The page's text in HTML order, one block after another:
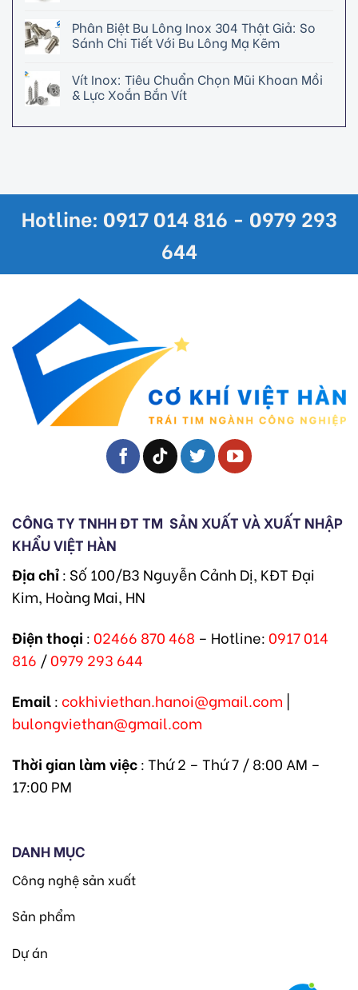
Phân Biệt Bu Lông Inox 304 Thật Giả: So
Sánh Chi Tiết Với Bu Lông Mạ Kẽm
Vít Inox: Tiêu Chuẩn Chọn Mũi Khoan Mồi
& Lực Xoắn Bắn Vít
Hotline: 0917 014 816 - 0979 293
644
CÔNG TY TNHH ĐT TM SẢN XUẤT VÀ XUẤT NHẬP
KHẨU VIỆT HÀN
Địa chỉ: Số 100/B3 Nguyễn Cảnh Dị, KĐT Đại
Kim, Hoàng Mai, HN
Điện thoại : 02466 870 468 – Hotline: 0917 014
816 /0979 293 644
Email: cokhiviethan.hanoi@gmail.com |
bulongviethan@gmail.com
Thời gian làm việc: Thứ 2 – Thứ 7 / 8:00 AM –
17:00 PM
DANH MỤC
Công nghệ sản xuất
Sản phẩm
Dự án